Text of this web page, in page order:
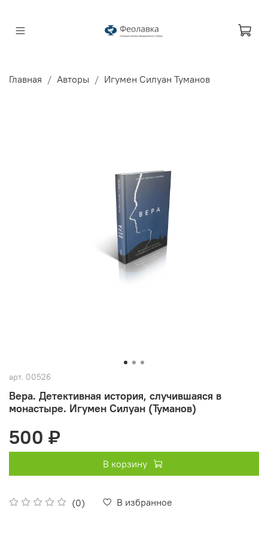
Главная Авторы Игумен Силуан Туманов
арт. 00526
Вера. Детективная история, случившаяся в
монастыре. Игумен Силуан (Туманов)
(0) В избранное
500 ₽
В корзину